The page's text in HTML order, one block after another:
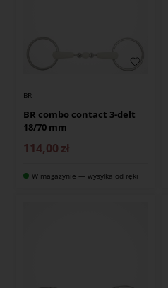
BR
BR combo contact 3-delt
18/70 mm
114,00 zł
W magazynie — wysyłka od ręki